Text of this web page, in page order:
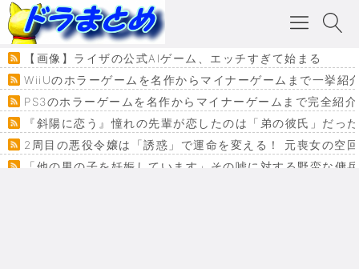
【画像】ライザの公式AIゲーム、エッチすぎて始まる
WiiUのホラーゲームを名作からマイナーゲームまで一挙紹
PS3のホラーゲームを名作からマイナーゲームまで完全紹
『斜陽に恋う』憧れの先輩が恋したのは「弟の彼氏」だっ
2周目の悪役令嬢は「誘惑」で運命を変える！ 元喪女の空
「他の男の子を妊娠しています」その嘘に対する野蛮な